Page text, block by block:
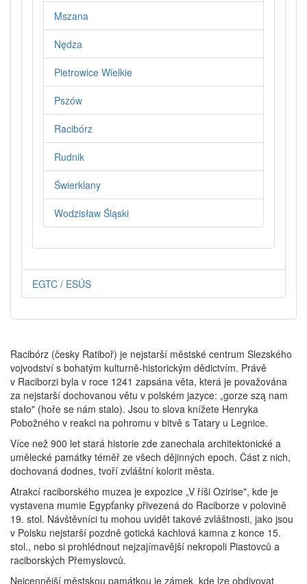
Mszana
Nędza
Pietrowice Wielkie
Pszów
Racibórz
Rudnik
Świerklany
Wodzisław Śląski
EGTC / ESÚS
Racibórz (česky Ratiboř) je nejstarší městské centrum Slezského
vojvodství s bohatým kulturně-historickým dědictvím. Právě
v Raciborzi byla v roce 1241 zapsána věta, která je považována
za nejstarší dochovanou větu v polském jazyce: „gorze szą nam
stało" (hoře se nám stalo). Jsou to slova knížete Henryka
Pobožného v reakci na pohromu v bitvě s Tatary u Legnice.
Více než 900 let stará historie zde zanechala architektonické a
umělecké památky téměř ze všech dějinných epoch. Část z nich,
dochovaná dodnes, tvoří zvláštní kolorit města.
Atrakcí raciborského muzea je expozice „V říši Ozirise", kde je
vystavena mumie Egypťanky přivezená do Raciborze v polovině
19. stol. Návštěvníci tu mohou uvidět takové zvláštnosti, jako jsou
v Polsku nejstarší pozdně gotická kachlová kamna z konce 15.
stol., nebo si prohlédnout nejzajímavější nekropoli Piastovců a
raciborských Přemyslovců.
Nejcennější městskou památkou je zámek, kde lze obdivovat